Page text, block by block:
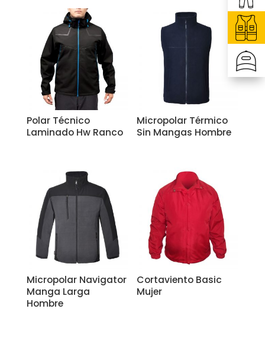
Polar Técnico
Laminado Hw Ranco
Micropolar Térmico
Sin Mangas Hombre
Micropolar Navigator
Manga Larga
Hombre
Cortaviento Basic
Mujer